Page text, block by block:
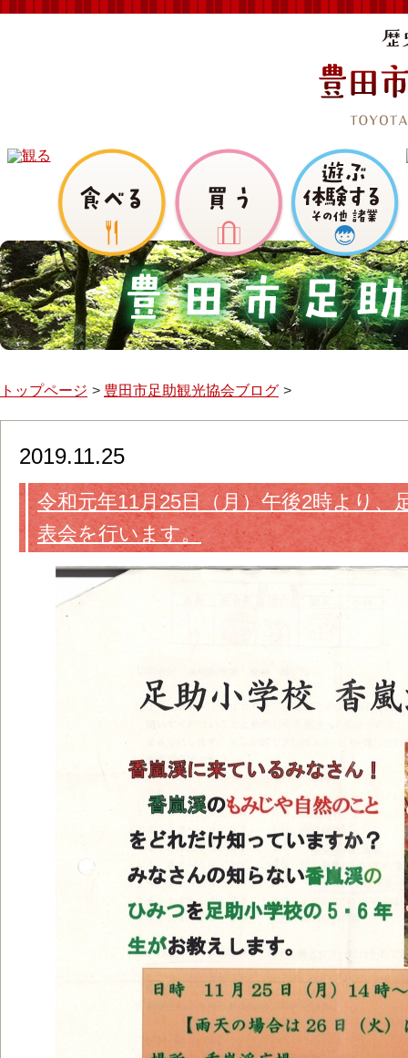
トップページ 豊田市足助観光協会ブログ
2019.11.25
令和元年11月25日（月）午後2時より、
表会を行います。